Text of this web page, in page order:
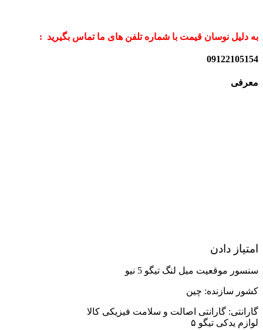
به دلیل نوسان قیمت با شماره تلفن های ما تماس بگیرید :
09122105154
معرفی
امتیاز دادن
سنسور موقعیت میل لنگ تیگو 5 نیو
کشور سازنده: چین
گارانتی: گارانتی اصالت و سلامت فیزیکی کالا
لوازم یدکی تیگو ۵